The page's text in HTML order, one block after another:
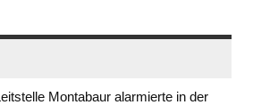
Montabaur alarmierte in der